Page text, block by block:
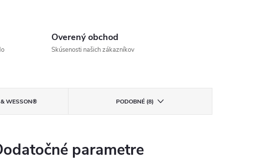
Overený obchod
Skúsenosti našich zákazníkov
WESSON® PODOBNÉ (8)
parametre